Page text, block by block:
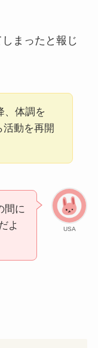
まったと報じ
、体調を
動を再開
USA
間に
よ